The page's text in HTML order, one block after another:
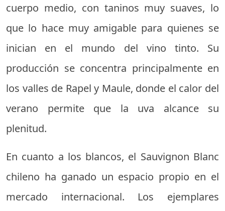
cuerpo medio, con taninos muy suaves, lo
que lo hace muy amigable para quienes se
inician en el mundo del vino tinto. Su
producción se concentra principalmente en
los valles de Rapel y Maule, donde el calor del
verano permite que la uva alcance su
plenitud.
En cuanto a los blancos, el Sauvignon Blanc
chileno ha ganado un espacio propio en el
mercado internacional. Los ejemplares